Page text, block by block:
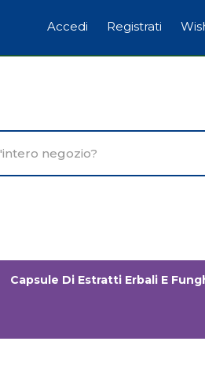
Accedi Registrati
Capsule Di Estratti Erbali E